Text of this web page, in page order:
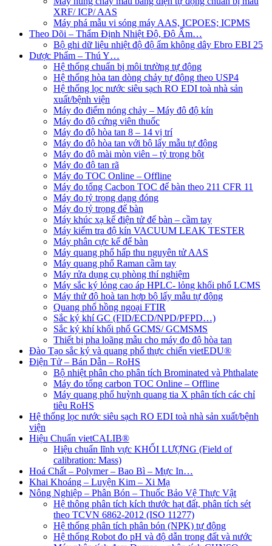
XRF/ ICP/ AAS
Máy phá mẫu vi sóng máy AAS, ICPOES; ICPMS
Theo Dõi – Thẩm Định Nhiệt Độ, Độ Ẩm…
Bộ ghi dữ liệu nhiệt độ độ ẩm không dây Ebro EBI 25
Dược Phẩm – Thú Y…
Hệ thống chuẩn bị môi trường tự động
Hệ thống hòa tan dòng chảy tự động theo USP4
Hệ thống lọc nước siêu sạch RO EDI​​ toà nhà sản
xuất/bệnh viện
Máy đo điểm nóng chảy – Máy đô độ kín
Máy đo độ cứng viên thuốc
Máy đo độ hòa tan 8 – 14 vị trí
Máy đo độ hòa tan với bộ lấy mẫu tự động
Máy đo độ mài mòn viên – tỷ trọng bột
Máy đo độ tan rã
Máy đo TOC Online – Offline
Máy đo tổng Cacbon TOC để bàn theo 211 CFR 11
Máy đo tỷ trọng dạng đóng
Máy đo tỷ trọng để bàn
Máy khúc xạ kế điện tử để bàn – cầm tay
Máy kiểm tra độ kín VACUUM LEAK TESTER
Máy phân cực kế để bàn
Máy quang phổ hấp thu nguyên tử AAS
Máy quang phổ Raman cầm tay
Máy rửa dụng cụ phòng thí nghiệm
Máy sắc ký lỏng cao áp HPLC- lỏng khối phổ LCMS
Máy thử độ hoà tan hợp bộ lấy mẫu tự động
Quang phổ hồng ngoại FTIR
Sắc ký khí GC (FID/ECD/NPD/PFPD…)
Sắc ký khí khối phổ GCMS/ GCMSMS
Thiết bị pha loãng mẫu cho máy đo độ hòa tan
Đào Tạo sắc ký và quang phổ thực chiến vietEDU®
Điện Tử – Bán Dẫn – RoHS
Bộ nhiệt phân cho phân tích Brominated và Phthalate
Máy đo tổng carbon TOC Online – Offline
Máy quang phổ huỳnh quang tia X phân tích các chỉ
tiêu RoHS
Hệ thống lọc nước siêu sạch RO EDI​​ toà nhà sản xuất/bệnh
viện
Hiệu Chuẩn vietCALIB®
Hiệu chuẩn lĩnh vực KHỐI LƯỢNG (Field of
calibration: Mass)
Hoá Chất – Polymer – Bao Bì – Mực In…
Khai Khoáng – Luyện Kim – Xi Mạ
Nông Nghiệp – Phân Bón – Thuốc Bảo Vệ Thực Vật
Hệ thông phân tích kích thước hạt đất, phân tích sét
theo TCVN 6862-2012 (ISO 11277)
Hệ thống phân tích phân bón (NPK) tự động
Hệ thống Robot đo pH và độ dẫn trong đất và nước